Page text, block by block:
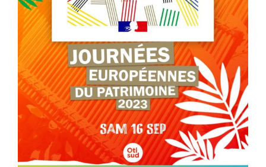
Emploi tourisme
Contact